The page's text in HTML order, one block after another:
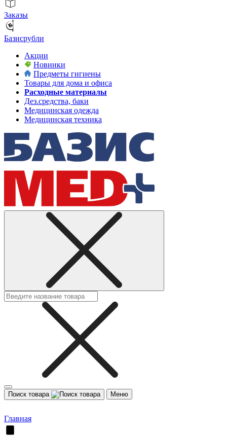
Заказы
Базисрубли
Акции
Новинки
Предметы гигиены
Товары для дома и офиса
Расходные материалы
Дез.средства, баки
Медицинская одежда
Медицинская техника
Поиск товара Меню
Главная